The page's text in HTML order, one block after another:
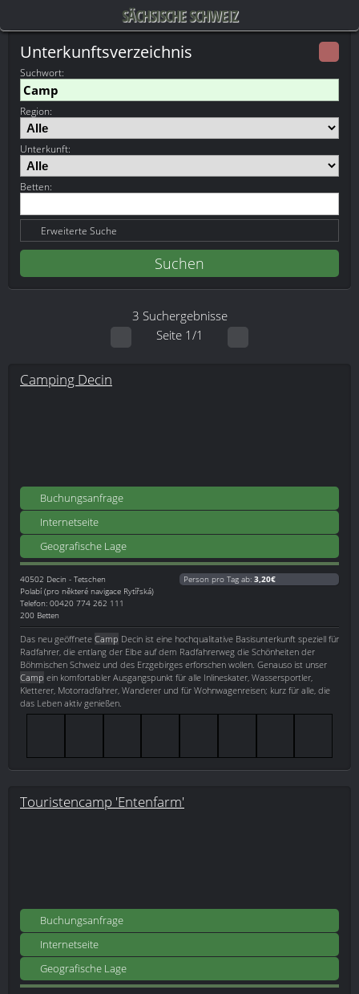
SÄCHSISCHE SCHWEIZ
Unterkunftsverzeichnis
Suchwort:
Region:
Unterkunft:
Betten:
Erweiterte Suche
3 Suchergebnisse
Seite 1/1
Camping Decin
Buchungsanfrage
Internetseite
Geografische Lage
40502 Decin - Tetschen
Polabí (pro některé navigace Rytířská)
Telefon: 00420 774 262 111
200 Betten
Person pro Tag ab: 3,20€
Das neu geöffnete Camp Decin ist eine hochqualitative Basisunterkunft speziell für
Radfahrer, die entlang der Elbe auf dem Radfahrerweg die Schönheiten der
Böhmischen Schweiz und des Erzgebirges erforschen wollen. Genauso ist unser
Camp ein komfortabler Ausgangspunkt für alle Inlineskater, Wassersportler,
Kletterer, Motorradfahrer, Wanderer und für Wohnwagenreisen; kurz für alle, die
das Leben aktiv genießen.
Touristencamp 'Entenfarm'
Buchungsanfrage
Internetseite
Geografische Lage